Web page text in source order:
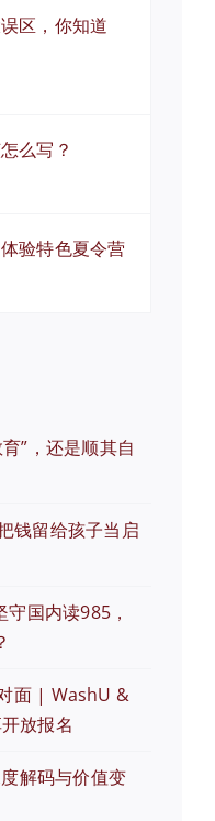
区，你知道
么写？
验特色夏令营
”，还是顺其自
钱留给孩子当启
国内读985，
面 | WashU &
放报名
解码与价值变